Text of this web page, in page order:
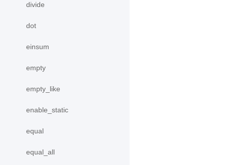
divide
dot
einsum
empty
empty_like
enable_static
equal
equal_all